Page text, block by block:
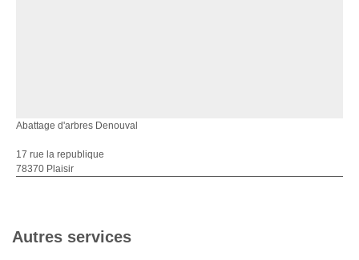
Abattage d'arbres Denouval
17 rue la republique
78370 Plaisir
Autres services